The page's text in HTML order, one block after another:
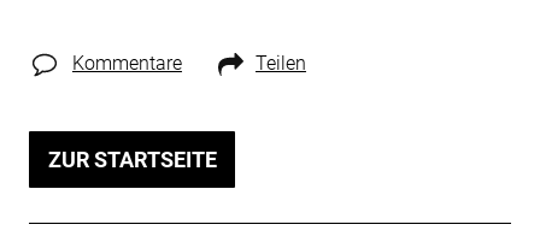
Kommentare Teilen
ZUR STARTSEITE